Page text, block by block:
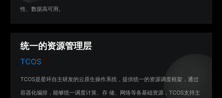
性、数据高可用。
统一的资源管理层
TCOS
TCOS是星环自主研发的云原生操作系统，提供统一的资源调度框架，通过
容器化编排，能够统一调度计算、存 储、网络等各基础资源，TCOS支持主